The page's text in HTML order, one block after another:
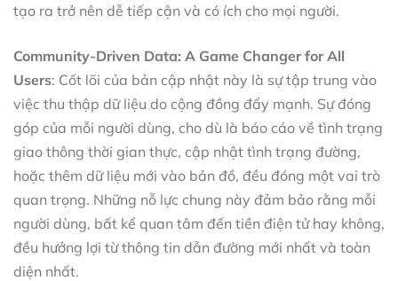
tạo ra trở nên dễ tiếp cận và có ích cho mọi người.
Community-Driven Data: A Game Changer for All
Users: Cốt lõi của bản cập nhật này là sự tập trung vào
việc thu thập dữ liệu do cộng đồng đẩy mạnh. Sự đóng
góp của mỗi người dùng, cho dù là báo cáo về tình trạng
giao thông thời gian thực, cập nhật tình trạng đường,
hoặc thêm dữ liệu mới vào bản đồ, đều đóng một vai trò
quan trọng. Những nỗ lực chung này đảm bảo rằng mỗi
người dùng, bất kể quan tâm đến tiền điện tử hay không,
đều hưởng lợi từ thông tin dẫn đường mới nhất và toàn
diện nhất.